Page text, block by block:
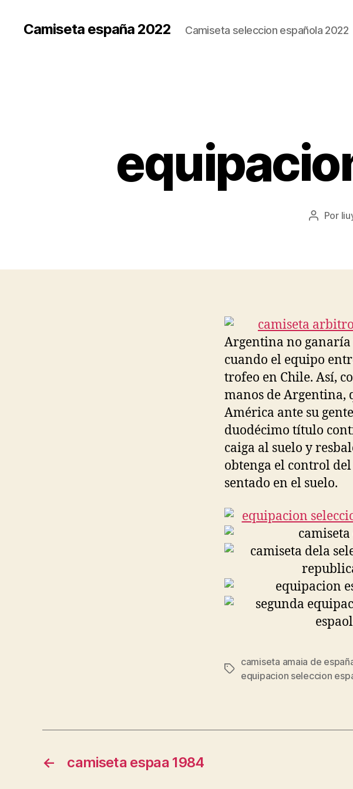
Camiseta españa 2022 Camiseta seleccion española 2022
Autor
Por
Argentina no ganaría
cuando el equipo
trofeo en Chile. Así,
manos de Argentina,
América ante su
duodécimo título
caiga al suelo y
obtenga el control
sentado en el suelo.
Etiquetas
camiseta amaia de
equipacion seleccion
← camiseta espaa 1984